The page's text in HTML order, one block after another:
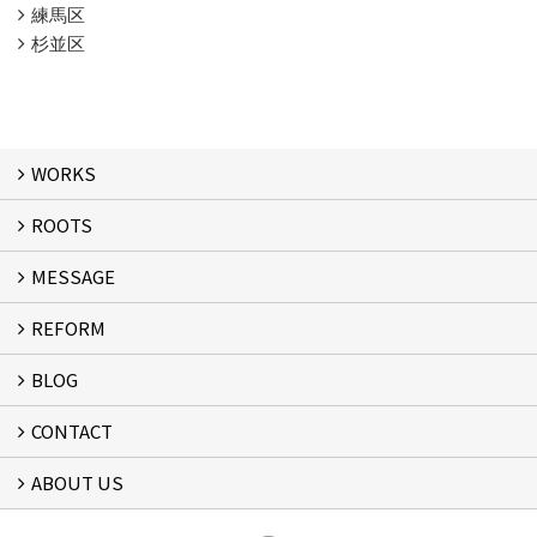
練馬区
杉並区
WORKS
WORKS
ROOTS
ROOTS
MESSAGE
MESSAGE
FLOW
REFORM
リフォーム
BLOG
スタッフブログ
CONTACT
フォームで問い合わせる
ABOUT US